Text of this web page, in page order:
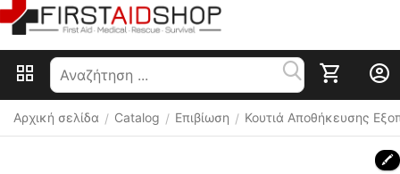
Αρχική σελίδα / Catalog / Επιβίωση / Κουτιά Αποθήκευσης
🖍